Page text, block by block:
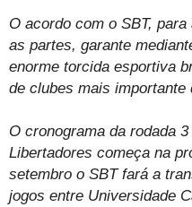
O acordo com o SBT,
as partes, garante
enorme torcida esportiva
de clubes mais importante
O cronograma da rodada
Libertadores começa na
setembro o SBT fará a
jogos entre Universidade